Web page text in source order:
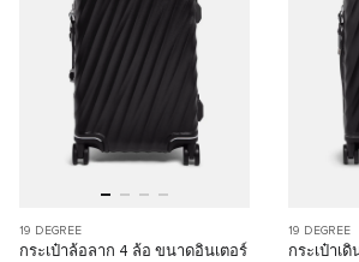
19 DEGREE
กระเป๋าล้อลาก 4 ล้อ ขนาดอินเตอร์
19 DEGREE
กระเป๋าเ